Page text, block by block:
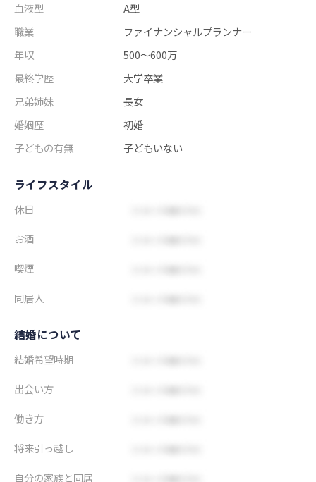
血液型
A型
職業
ファイナンシャルプランナー
年収
500～600万
最終学歴
大学卒業
兄弟姉妹
長女
婚姻歴
初婚
子どもの有無
子どもいない
ライフスタイル
休日
お酒
喫煙
同居人
結婚について
結婚希望時期
出会い方
働き方
将来引っ越し
自分の家族と同居